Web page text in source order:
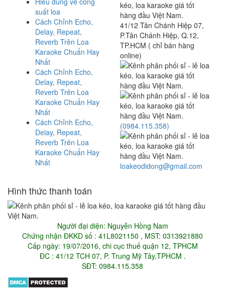
suất loa
Cách Chỉnh Echo,
Delay, Repeat,
Reverb Trên Loa
Karaoke Chuẩn Hay
Nhất
Cách Chỉnh Echo,
Delay, Repeat,
Reverb Trên Loa
Karaoke Chuẩn Hay
Nhất
Cách Chỉnh Echo,
Delay, Repeat,
Reverb Trên Loa
Karaoke Chuẩn Hay
Nhất
41/12 Tân Chánh Hiệp 07,
P.Tân Chánh Hiệp, Q.12,
TP.HCM ( chỉ bán hàng
online)
(0984.115.358)
loakeodidong@gmail.com
Hình thức thanh toán
Người đại diện: Nguyễn Hồng Nam
Chứng nhận ĐKKD số : 41L8021150 , MST: 0313921880
Cấp ngày: 19/07/2016, chi cục thuế quận 12, TPHCM
ĐC : 41/12 TCH 07, P. Trung Mỹ Tây,TPHCM .
SĐT: 0984.115.358